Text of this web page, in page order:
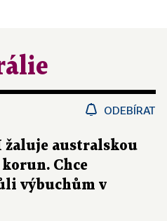
ODEBÍRAT
žaluje australskou
Chce
výbuchům v